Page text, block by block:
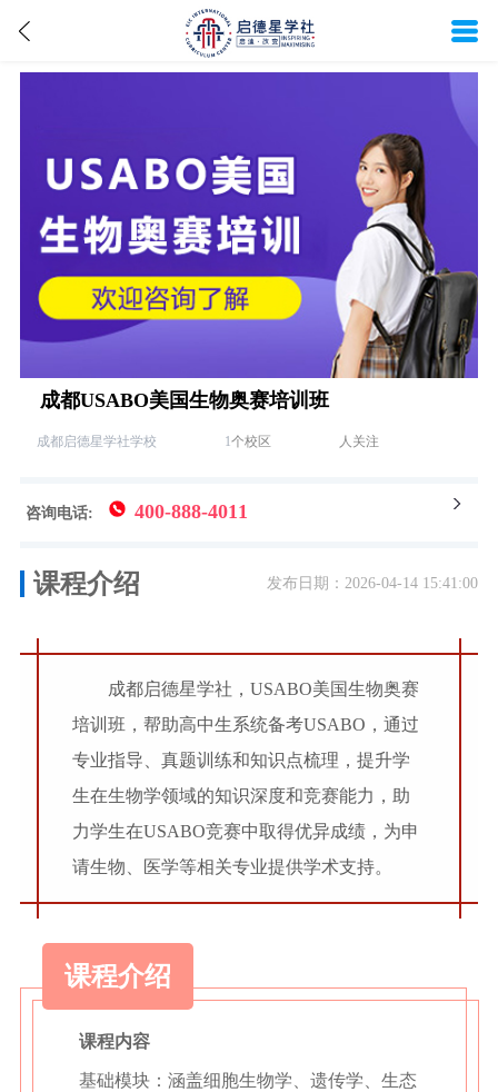
成都USABO美国生物奥赛培训班
成都启德星学社学校 1个校区 人关注
咨询电话: 400-888-4011
课程介绍 发布日期：2026-04-14 15:41:00
成都启德星学社，USABO美国生物奥赛
培训班，帮助高中生系统备考USABO，通过
专业指导、真题训练和知识点梳理，提升学
生在生物学领域的知识深度和竞赛能力，助
力学生在USABO竞赛中取得优异成绩，为申
请生物、医学等相关专业提供学术支持。
课程介绍
课程内容
基础模块：涵盖细胞生物学、遗传学、生态